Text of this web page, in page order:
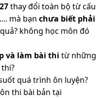
thay đổi toàn bộ từ cấu
mà bạn chưa biết phải
không học môn đó
và làm bài thi từ những
quá trình ôn luyện?
thi bài bản tại